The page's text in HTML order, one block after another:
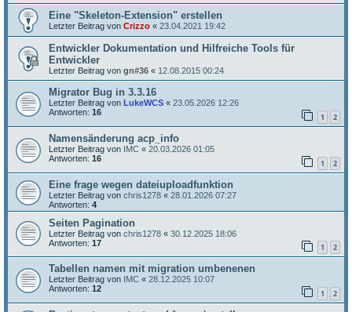
Eine "Skeleton-Extension" erstellen
Letzter Beitrag von Crizzo « 23.04.2021 19:42
Entwickler Dokumentation und Hilfreiche Tools für
Entwickler
Letzter Beitrag von gn#36 « 12.08.2015 00:24
Migrator Bug in 3.3.16
Letzter Beitrag von LukeWCS « 23.05.2026 12:26
Antworten: 16 1 2
Namensänderung acp_info
Letzter Beitrag von IMC « 20.03.2026 01:05
Antworten: 16 1 2
Eine frage wegen dateiuploadfunktion
Letzter Beitrag von chris1278 « 28.01.2026 07:27
Antworten: 4
Seiten Pagination
Letzter Beitrag von chris1278 « 30.12.2025 18:06
Antworten: 17 1 2
Tabellen namen mit migration umbenenen
Letzter Beitrag von IMC « 28.12.2025 10:07
Antworten: 12 1 2